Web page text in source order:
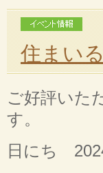
住まい
ご好評いた
す。
日にち